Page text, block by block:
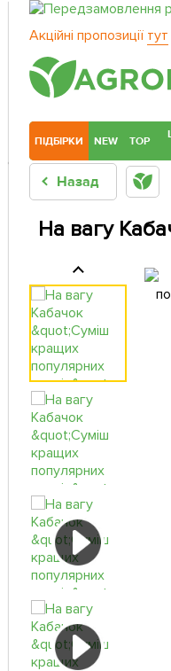
Акційні пропозиції тут
ПІДБІРКИ NEW TOP
Назад
На вагу